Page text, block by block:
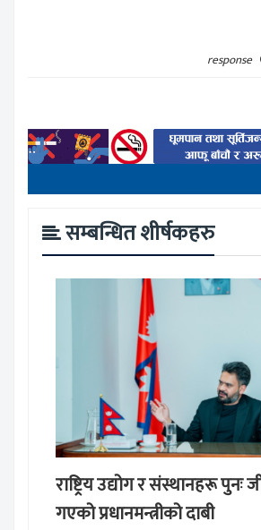
response
सम्बन्धित शीर्षकहरु
राष्ट्रिय उद्योग र संस्थानहरू पुनः
गएको प्रधानमन्त्रीको दाबी